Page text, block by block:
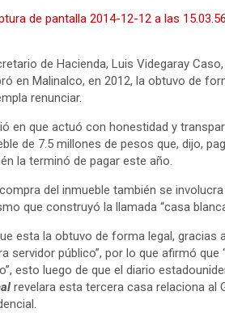
de Hacienda, Luis Videgaray
en Malinalco, en 2012, la obtuvo de
renunciar.
en que actuó con honestidad y
de 7.5 millones de pesos que, dijo,
la terminó de pagar este año.
del inmueble también se
que construyó la llamada “casa
esta la obtuvo de forma legal, gracias
servidor público”, por lo que afirmó
esto luego de que el diario
revelara esta tercera casa relaciona al